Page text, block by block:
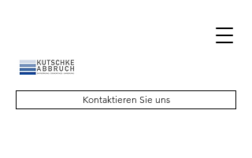
Kontaktieren Sie uns